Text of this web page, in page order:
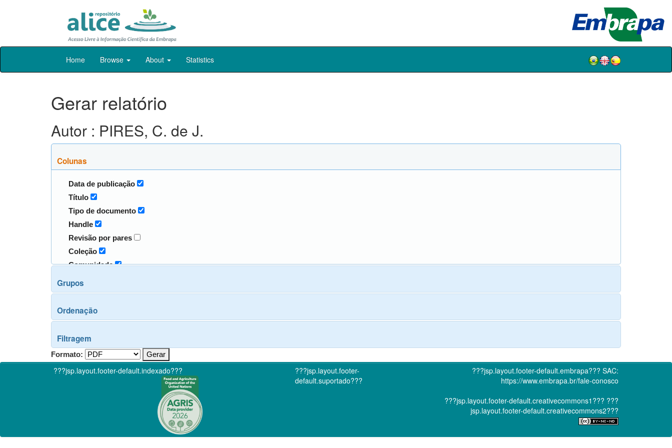
Skip
Home Browse About Statistics
Gerar relatório
Autor : PIRES, C. de J.
Colunas
Data de publicação
Título
Tipo de documento
Handle
Revisão por pares
Coleção
Comunidade
Grupos
Ordenação
Filtragem
Formato:
???jsp.layout.footer-default.indexado???
???jsp.layout.footer-
default.suportado???
???jsp.layout.footer-default.embrapa??? SAC:
https://www.embrapa.br/fale-conosco
???jsp.layout.footer-default.creativecommons1??? ???
jsp.layout.footer-default.creativecommons2???